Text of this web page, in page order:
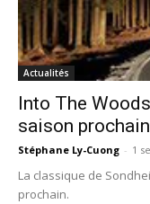
Actualités
Into The
saison
Stéphane Ly-Cuong - 1
La classique de
prochain.